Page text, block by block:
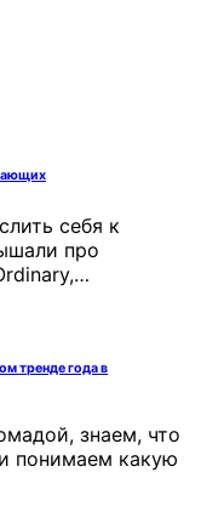
себя к
про
тренде года в
знаем, что
понимаем какую